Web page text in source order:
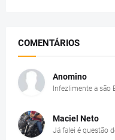
COMENTÁRIOS
Anomino
Infezlimente a são
Maciel Neto
Já falei é questão